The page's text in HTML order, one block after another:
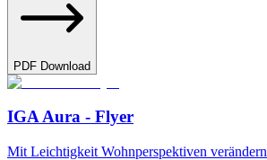
PDF Download
IGA Aura - Flyer
Mit Leichtigkeit Wohnperspektiven verändern